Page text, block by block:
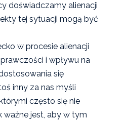
doświadczamy alienacji
tej sytuacji mogą być
w procesie alienacji
i wpływu na
się
inny za nas myśli
często się nie
ważne jest, aby w tym